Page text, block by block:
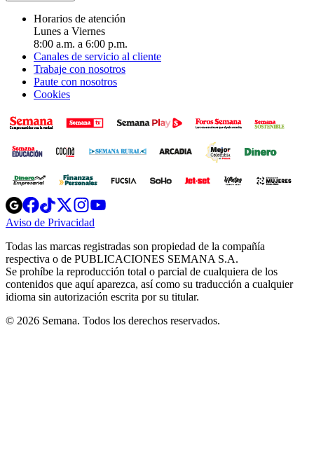
Horarios de atención
Lunes a Viernes
8:00 a.m. a 6:00 p.m.
Canales de servicio al cliente
Trabaje con nosotros
Paute con nosotros
Cookies
Opens
in
new
Opens
in
new
Opens
in
new
window
Opens
new
windowwindow
Aviso de Privacidad
new
window
Todas las marcas registradas son propiedad de la compañía
respectiva o de PUBLICACIONES SEMANA S.A.
Se prohíbe la reproducción total o parcial de cualquiera de los
contenidos que aquí aparezca, así como su traducción a cualquier
idioma sin autorización escrita por su titular.
© 2026 Semana. Todos los derechos reservados.